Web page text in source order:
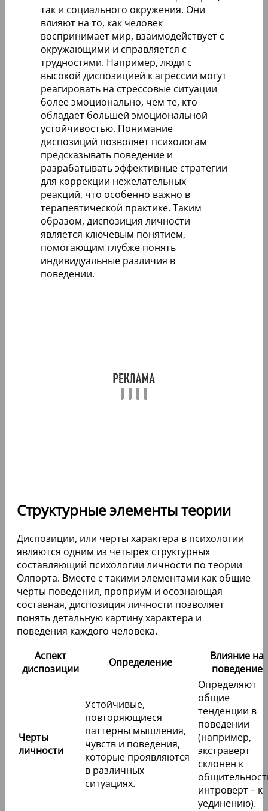
так и социального окружения. Они
влияют на то, как человек
воспринимает мир, взаимодействует с
окружающими и справляется с
трудностями. Например, люди с
высокой диспозицией к агрессии могут
реагировать на стрессовые ситуации
более эмоционально, чем те, кто
обладает большей эмоциональной
устойчивостью. Понимание
диспозиций позволяет психологам
предсказывать поведение и
разрабатывать эффективные стратегии
для коррекции нежелательных
реакций, что особенно важно в
терапевтической практике. Таким
образом, диспозиция личности
является ключевым понятием,
помогающим глубже понять
индивидуальные различия в
поведении.
Структурные элементы теории
Диспозиции, или черты характера в психологии
являются одним из четырех структурных
составляющий психологии личности по теории
Олпорта. Вместе с такими элементами как общие
черты поведения, проприум и осознающая
составная, диспозиция личности позволяет
понять детальную картину характера и
поведения каждого человека.
Аспект
диспозиции
Определение
Влияние на
поведение
Черты
личности
Устойчивые,
повторяющиеся
паттерны мышления,
чувств и поведения,
которые проявляются
в различных
ситуациях.
Определяют
общие
тенденции в
поведении
(например,
экстраверт
склонен к
интроверт – к
уединению).